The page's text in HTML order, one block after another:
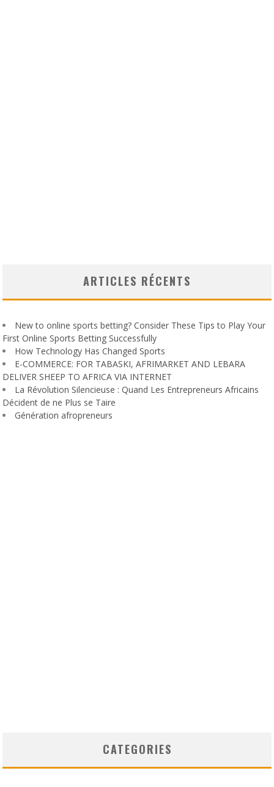
ARTICLES RÉCENTS
New to online sports betting? Consider These Tips to Play Your
First Online Sports Betting Successfully
How Technology Has Changed Sports
E-COMMERCE: FOR TABASKI, AFRIMARKET AND LEBARA
DELIVER SHEEP TO AFRICA VIA INTERNET
La Révolution Silencieuse : Quand Les Entrepreneurs Africains
Décident de ne Plus se Taire
Génération afropreneurs
CATEGORIES